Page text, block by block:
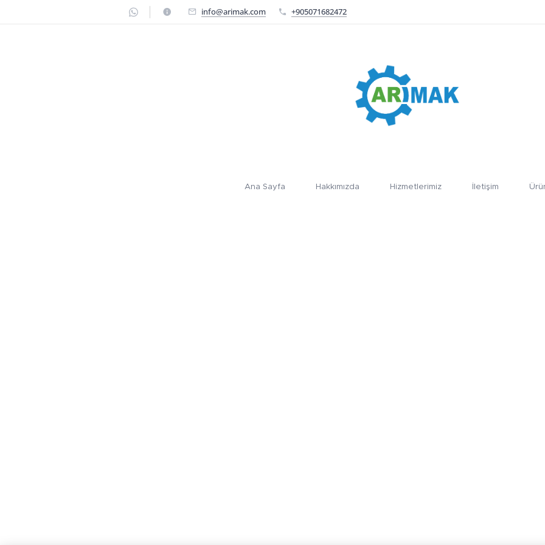
info@arimak.com +905071682472
Ana Sayfa Hakkımızda Hizmetlerimiz İletişim